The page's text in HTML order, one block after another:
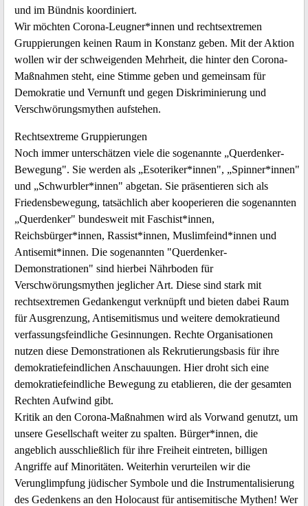
und im Bündnis koordiniert.
Wir möchten Corona-Leugner*innen und rechtsextremen
Gruppierungen keinen Raum in Konstanz geben. Mit der Aktion
wollen wir der schweigenden Mehrheit, die hinter den Corona-
Maßnahmen steht, eine Stimme geben und gemeinsam für
Demokratie und Vernunft und gegen Diskriminierung und
Verschwörungsmythen aufstehen.
Rechtsextreme Gruppierungen
Noch immer unterschätzen viele die sogenannte „Querdenker-
Bewegung". Sie werden als „Esoteriker*innen", „Spinner*innen"
und „Schwurbler*innen" abgetan. Sie präsentieren sich als
Friedensbewegung, tatsächlich aber kooperieren die sogenannten
„Querdenker" bundesweit mit Faschist*innen,
Reichsbürger*innen, Rassist*innen, Muslimfeind*innen und
Antisemit*innen. Die sogenannten "Querdenker-
Demonstrationen" sind hierbei Nährboden für
Verschwörungsmythen jeglicher Art. Diese sind stark mit
rechtsextremen Gedankengut verknüpft und bieten dabei Raum
für Ausgrenzung, Antisemitismus und weitere demokratieund
verfassungsfeindliche Gesinnungen. Rechte Organisationen
nutzen diese Demonstrationen als Rekrutierungsbasis für ihre
demokratiefeindlichen Anschauungen. Hier droht sich eine
demokratiefeindliche Bewegung zu etablieren, die der gesamten
Rechten Aufwind gibt.
Kritik an den Corona-Maßnahmen wird als Vorwand genutzt, um
unsere Gesellschaft weiter zu spalten. Bürger*innen, die
angeblich ausschließlich für ihre Freiheit eintreten, billigen
Angriffe auf Minoritäten. Weiterhin verurteilen wir die
Verunglimpfung jüdischer Symbole und die Instrumentalisierung
des Gedenkens an den Holocaust für antisemitische Mythen! Wer